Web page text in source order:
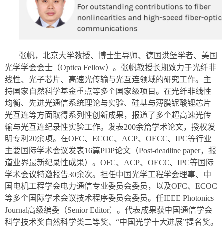
张帆，北京大学教授、博士生导师、德国洪堡学者、美国
光学学会会士（Optica Fellow）。张帆教授长期致力于光纤非
线性、光子芯片、高速光传输与光互连领域的研究工作。主
持国家自然科学基金重点等多个国家级项目。在光纤非线性
均衡、先进光通信系统理论与实验、硅基与薄膜铌酸锂芯片
光互连等方面取得系列性创新成果，报道了多个超高速光传
输与光互连纪录性实验工作。发表200余篇学术论文，授权发
明专利20余项。在OFC、ECOC、ACP、OECC、IPC等行业
主要国际学术会议发表16篇PDP论文（Post-deadline paper，报
道业界最新纪录性成果）。OFC、ACP、OECC、IPC等国际
学术会议特邀报告30余次。担任中国光学工程学会理事、中
国电机工程学会电力通信专业委员会委员，以及OFC、ECOC
等多个国际学术会议技术程序委员会委员。任IEEE Photonics
Journal高级编委（Senior Editor）。代表成果获中国通信学会
科学技术奖自然科学类二等奖、“中国光学十大进展”提名奖。